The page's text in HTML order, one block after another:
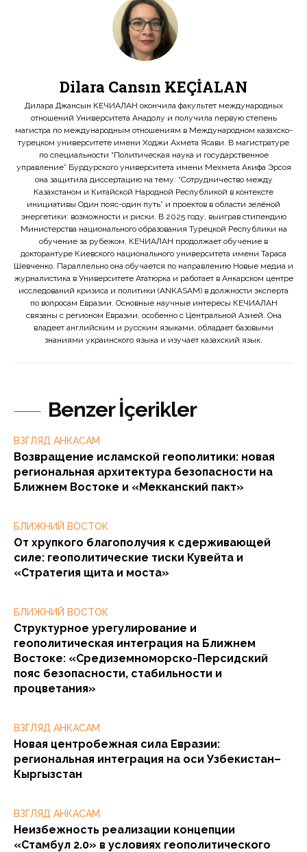
Benzer İçerikler
ВЗГЛЯД АНКАСАМ
Возвращение исламской геополитики: новая
региональная архитектура безопасности на
Ближнем Востоке и «Мекканский пакт»
БЛИЖНИЙ ВОСТОК
От хрупкого благополучия к сдерживающей
силе: геополитические тиски Кувейта и
«Стратегия щита и моста»
БЛИЖНИЙ ВОСТОК
Структурное урегулирование и
геополитическая интеграция на Ближнем
Востоке: «Средиземноморско-Персидский
пояс безопасности, стабильности и
процветания»
ВЗГЛЯД АНКАСАМ
Новая центробежная сила Евразии:
региональная интеграция на оси Узбекистан–
Кыргызстан
ВЗГЛЯД АНКАСАМ
Неизбежность реализации концепции
«Стамбул 2.0» в условиях геополитического
Dilara Cansın KEÇİALAN
Дилара Джансын КЕЧИАЛАН окончила факультет международных
отношений Университета Анадолу и получила первую степень
магистра по международным отношениям в Международном казахско-
турецком университете имени Ходжи Ахмета Ясави. В магистратуре
по специальности “Политическая наука и государственное
управление” Бурдурского университета имени Мехмета Акифа Эрсоя
она защитила диссертацию на тему: “Сотрудничество между
Казахстаном и Китайской Народной Республикой в контексте
инициативы Один пояс-один путь” и проектов в области зелёной
энергетики: возможности и риски. В 2025 году, выиграв стипендию
Министерства национального образования Турецкой Республики на
обучение за рубежом, КЕЧИАЛАН продолжает обучение в
докторантуре Киевского национального университета имени Тараса
Шевченко. Параллельно она обучается по направлению Новые медиа и
журналистика в Университете Ататюрка и работает в Анкарском центре
исследований кризиса и политики (ANKASAM) в должности эксперта
по вопросам Евразии. Основные научные интересы КЕЧИАЛАН
связаны с регионом Евразии, особенно с Центральной Азией. Она
владеет английским и русским языками, обладает базовыми
знаниями украинского языка и изучает казахский язык.